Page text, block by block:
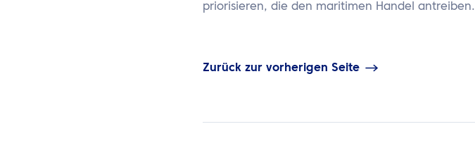
priorisieren, die den maritimen Handel antreiben.
Zurück zur vorherigen Seite